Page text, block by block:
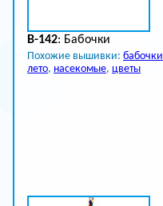
B-142: Бабочки
Похожие вышивки: бабочки
лето, насекомые, цветы